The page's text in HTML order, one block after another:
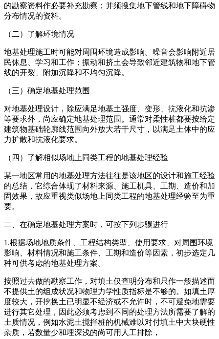
的勘察资料作必要补充勘察；并须搜集地下管线和地下障碍物
分布情况的资料。
（二）了解环境情况
地基处理施工时可能对周围环境造成影响。噪音会影响附近居
民休息、学习和工作；振动和挤土会导致邻近建筑物和地下管
线的开裂、附加沉降和不均匀沉降。
（三）确定地基处理范围
对地基处理设计，除应满足地基土强度、变形、抗液化和抗渗
等要求外，尚应确定地基处理范围。通常对柔性桩都要按给定
建筑物基础轮廓线范围向外放大若干尺寸，以满足土体中的应
力扩散和抗液化要求。
（四）了解相似场地上同类工程的地基处理经验
某一地区常用的地基处理方法往往是该地区的设计和施工经验
的总结，它综合体现了材料来源、施工机具、工期、造价和加
固效果，故应重视类似场地上同类工程的地基处理经验至为重
要。
二、在确定地基处理方案时，可按下列步骤进行
1.根据场地地质条件、工程结构类型、使用要求、对周围环境
影响、材料情况和施工条件、工期和造价等因素，初步选定几
种可供考虑的地基处理方案。
按照过去做的勘察工作，对填土仅查明分布和只作一般描述而
不提供土的组成状况和物理力学性质指标是不够的。如填土厚
度较大，开挖换土已明显不经济或不允许时，不可避免地需要
进行其它处理，因此必须考虑到不同的处理方法所需要了解的
土质情况，例如水泥土搅拌桩的机械难以对付填土中大块硬性
杂质，若数量少和埋深浅的尚可用人工排除，